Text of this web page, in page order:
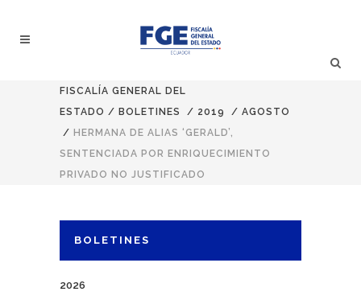
FISCALÍA GENERAL DEL
ESTADO / BOLETINES / 2019 / AGOSTO
/ HERMANA DE ALIAS ‘GERALD’,
SENTENCIADA POR ENRIQUECIMIENTO
PRIVADO NO JUSTIFICADO
BOLETINES
2026